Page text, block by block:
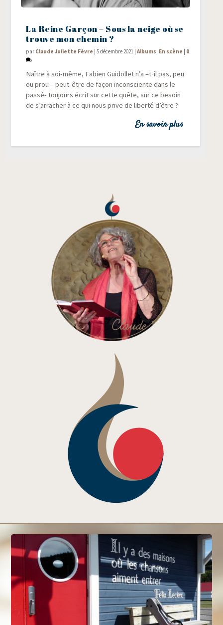
La Reine Garçon – Sous la neige où se
trouve mon chemin ?
par Claude Juliette Fèvre |5 décembre 2021 |Albums En scène | 0
Naître à soi-même, Fabien Gui­dol­let n’a –t‑il pas, peu
ou prou – peut-être de façon incons­ciente dans le
pas­sé- tou­jours écrit sur cette quête, sur ce besoin
de s’arracher à ce qui nous prive de liber­té d’être ?
En savoir plus